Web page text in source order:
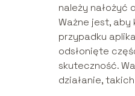
należy nałożyć
Ważne jest, aby
przypadku
odsłonięte
skuteczność.
działanie,